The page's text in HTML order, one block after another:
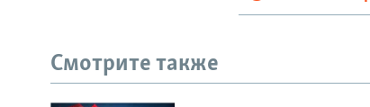
Смотрите также